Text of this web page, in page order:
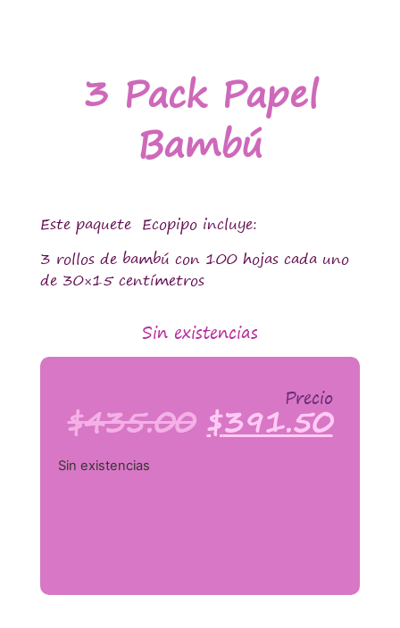
3 Pack Papel
Bambú
Este paquete Ecopipo incluye:
3 rollos de bambú con 100 hojas cada uno
de 30×15 centímetros
Sin existencias
Precio
$435.00 $391.50
Sin existencias